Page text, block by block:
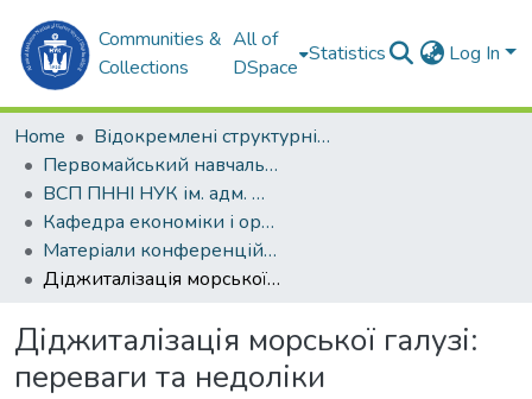
Communities &
Collections
All of
DSpace
Statistics Log In
Home
Відокремлені структурні підрозділи НУК ім. адм. Макарова
Первомайський навчально-науковий інститут НУК ім. адм. Макарова (ПННІ НУК)
ВСП ПННІ НУК ім. адм. Макарова
Кафедра економіки і організації виробництва (ЕОВ)
Матеріали конференцій (ЕОВ)
Діджиталізація морської галузі: переваги та недоліки
Діджиталізація морської галузі:
переваги та недоліки